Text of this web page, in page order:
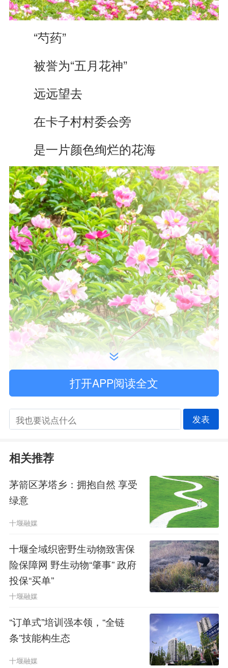
“芍药”
被誉为“五月花神”
远远望去
在卡子村村委会旁
是一片颜色绚烂的花海
芍药花开得热烈又舒展
空气里都是淡淡清香
自带一派田园诗意
打开APP阅读全文
发表
相关推荐
茅箭区茅塔乡：拥抱自然 享受
绿意
十堰融媒
十堰全域织密野生动物致害保
险保障网 野生动物“肇事” 政府
投保“买单”
十堰融媒
“订单式”培训强本领，“全链
条”技能构生态
十堰融媒